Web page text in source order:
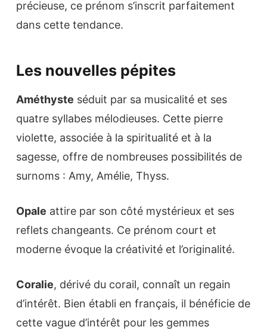
précieuse, ce prénom s’inscrit parfaitement
dans cette tendance.
Les nouvelles pépites
Améthyste séduit par sa musicalité et ses
quatre syllabes mélodieuses. Cette pierre
violette, associée à la spiritualité et à la
sagesse, offre de nombreuses possibilités de
surnoms : Amy, Amélie, Thyss.
Opale attire par son côté mystérieux et ses
reflets changeants. Ce prénom court et
moderne évoque la créativité et l’originalité.
Coralie, dérivé du corail, connaît un regain
d’intérêt. Bien établi en français, il bénéficie de
cette vague d’intérêt pour les gemmes